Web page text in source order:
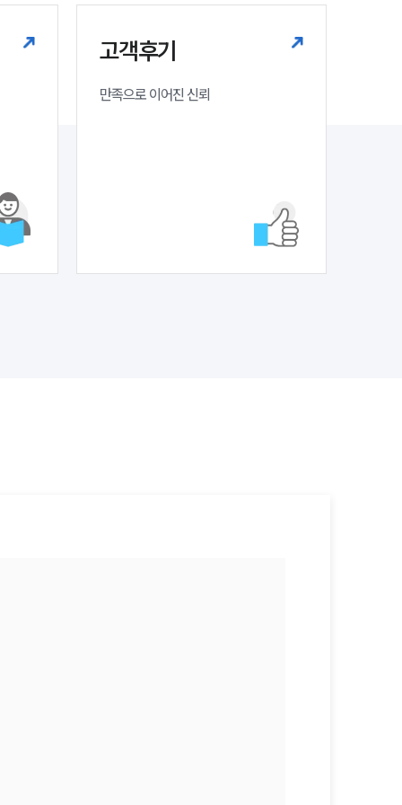
세미나
대륜법률상담예약
고객후기
만족으로 이어진 신뢰